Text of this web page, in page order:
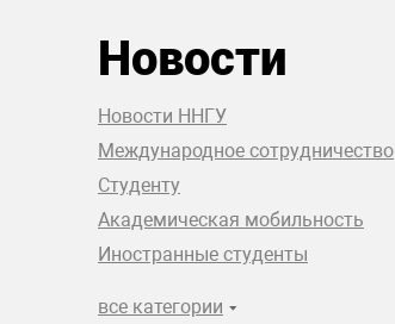
Новости
Новости ННГУ
Международное сотрудничество
Студенту
Академическая мобильность
Иностранные студенты
все категории